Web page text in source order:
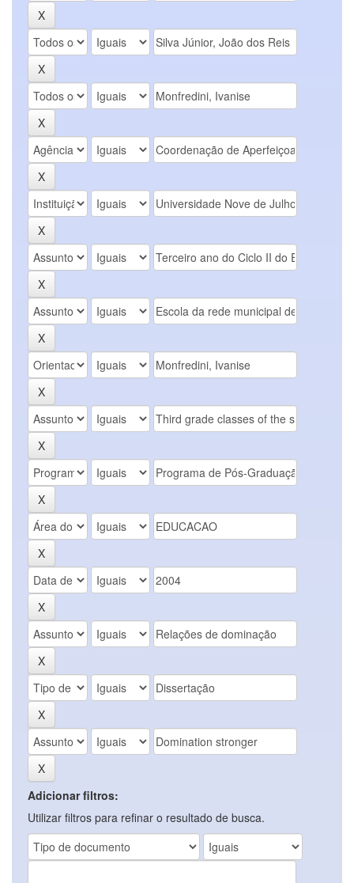
Adicionar filtros:
Utilizar filtros para refinar o resultado de busca.